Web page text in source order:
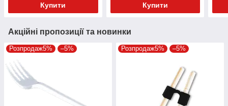
Купити Купити
Акційні пропозиції та новинки
Розпродаж5% –5% Розпродаж5% –5%